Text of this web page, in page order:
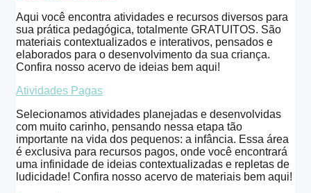
Aqui você encontra atividades e recursos diversos para
sua prática pedagógica, totalmente GRATUITOS. São
materiais contextualizados e interativos, pensados e
elaborados para o desenvolvimento da sua criança.
Confira nosso acervo de ideias bem aqui!
Atividades Pagas
Selecionamos atividades planejadas e desenvolvidas
com muito carinho, pensando nessa etapa tão
importante na vida dos pequenos: a infância. Essa área
é exclusiva para recursos pagos, onde você encontrará
uma infinidade de ideias contextualizadas e repletas de
ludicidade! Confira nosso acervo de materiais bem aqui!